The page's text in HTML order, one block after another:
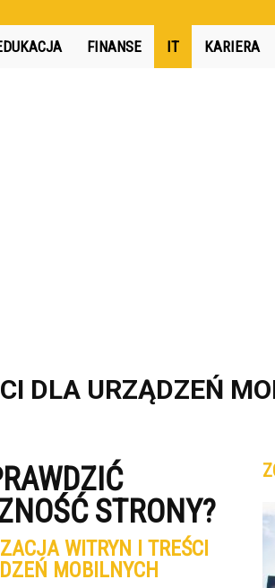
FINANSE IT KARIERA
DLA URZĄDZEŃ
STRONY?
WITRYN I TREŚCI
MOBILNYCH